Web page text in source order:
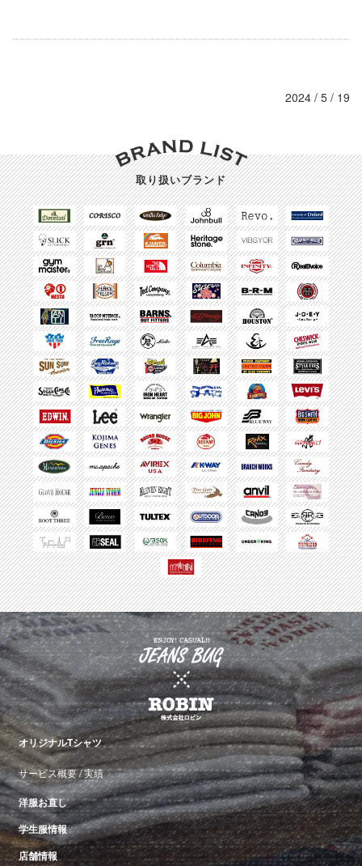
2024 / 5 / 19
取り扱いブランド
オリジナルTシャツ
サービス概要/実績
洋服お直し
学生服情報
店舗情報